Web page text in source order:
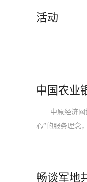
活动
中国农业
中原经济网讯
心”的服务理念
畅谈军地